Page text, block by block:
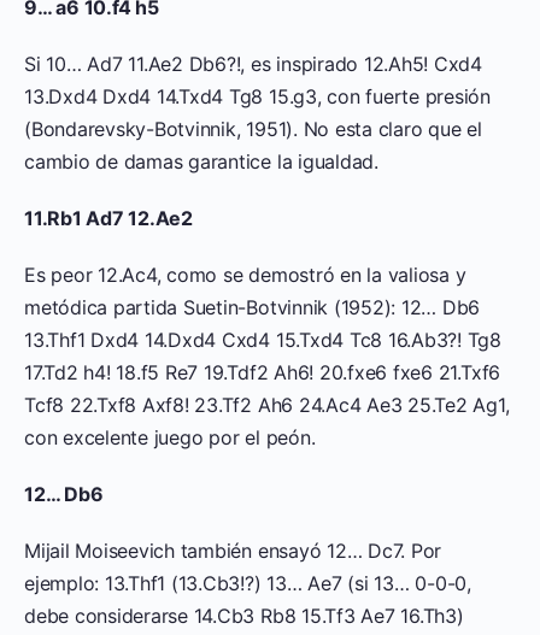
9… a6 10.f4 h5
Si 10… Ad7 11.Ae2 Db6?!, es inspirado 12.Ah5! Cxd4
13.Dxd4 Dxd4 14.Txd4 Tg8 15.g3, con fuerte presión
(Bondarevsky-Botvinnik, 1951). No esta claro que el
cambio de damas garantice la igualdad.
11.Rb1 Ad7 12.Ae2
Es peor 12.Ac4, como se demostró en la valiosa y
metódica partida Suetin-Botvinnik (1952): 12… Db6
13.Thf1 Dxd4 14.Dxd4 Cxd4 15.Txd4 Tc8 16.Ab3?! Tg8
17.Td2 h4! 18.f5 Re7 19.Tdf2 Ah6! 20.fxe6 fxe6 21.Txf6
Tcf8 22.Txf8 Axf8! 23.Tf2 Ah6 24.Ac4 Ae3 25.Te2 Ag1,
con excelente juego por el peón.
12… Db6
Mijail Moiseevich también ensayó 12… Dc7. Por
ejemplo: 13.Thf1 (13.Cb3!?) 13… Ae7 (si 13… 0-0-0,
debe considerarse 14.Cb3 Rb8 15.Tf3 Ae7 16.Th3)